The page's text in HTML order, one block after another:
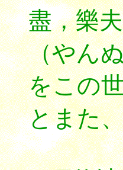
盡，樂
（やん
をこの
とまた